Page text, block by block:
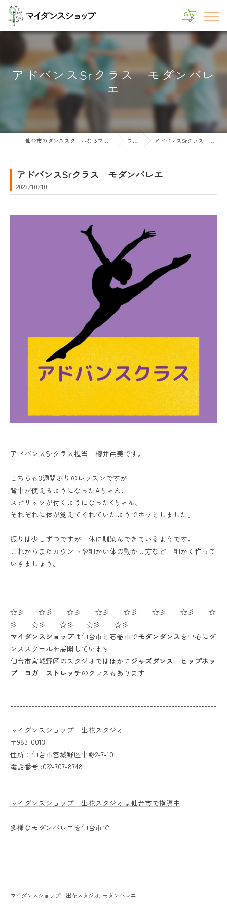
アドバンスSrクラス モダンバレ
エ
仙台市のダンススクールならマイダンスショップ ブログ アドバンスSrクラス モダンバレエ
アドバンスSrクラス モダンバレエ
2023/10/10
アドバンスSrクラス担当 櫻井由美です。
こちらも3週間ぶりのレッスンですが
背中が使えるようになったAちゃん、
スピリッツが付くようになったKちゃん、
それぞれに体が覚えてくれていたようでホッとしました。
振りは少しずつですが 体に馴染んできているようです。
これからまたカウントや細かい体の動かし方など 細かく作って
いきましょう。
☆彡 ☆彡 ☆彡 ☆彡 ☆彡 ☆彡 ☆彡 ☆
彡 ☆彡 ☆彡 ☆彡 ☆彡
マイダンスショップは仙台市と石巻市でモダンダンスを中心にダ
ンススクールを展開しています
仙台市宮城野区のスタジオではほかに ジャズダンス ヒップホッ
プ ヨガ ストレッチのクラスもあります
--------------------------------------------------------------------
--
マイダンスショップ 出花スタジオ
〒983-0013
住所：仙台市宮城野区中野2-7-10
電話番号 :022-707-8748
マイダンスショップ 出花スタジオは仙台市で指導中
多様なモダンバレエを仙台市で
--------------------------------------------------------------------
--
マイダンスショップ 出花スタジオ モダンバレエ